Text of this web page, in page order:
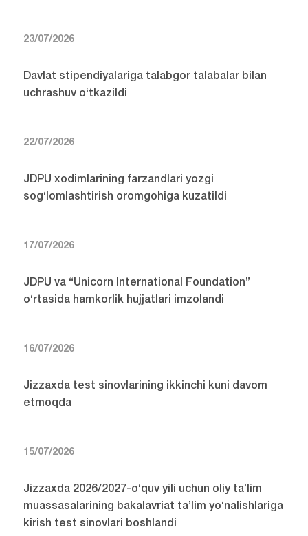
23/07/2026
Davlat stipendiyalariga talabgor talabalar bilan
uchrashuv o‘tkazildi
22/07/2026
JDPU xodimlarining farzandlari yozgi
sog‘lomlashtirish oromgohiga kuzatildi
17/07/2026
JDPU va “Unicorn International Foundation”
o‘rtasida hamkorlik hujjatlari imzolandi
16/07/2026
Jizzaxda test sinovlarining ikkinchi kuni davom
etmoqda
15/07/2026
Jizzaxda 2026/2027-o‘quv yili uchun oliy ta’lim
muassasalarining bakalavriat ta’lim yo‘nalishlariga
kirish test sinovlari boshlandi